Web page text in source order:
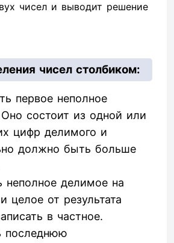
чисел и выводит решение
чисел столбиком:
первое неполное
состоит из одной или
цифр делимого и
должно быть больше
неполное делимое на
целое от результата
в частное.
последнюю